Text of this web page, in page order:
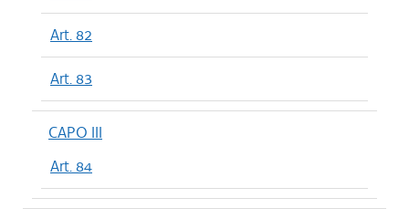
Art. 82
Art. 83
CAPO III
Art. 84